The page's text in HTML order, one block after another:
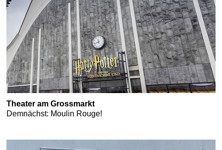
Theater am Grossmarkt
Demnächst: Moulin Rouge!